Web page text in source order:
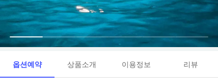
옵션예약 상품소개 이용정보 리뷰